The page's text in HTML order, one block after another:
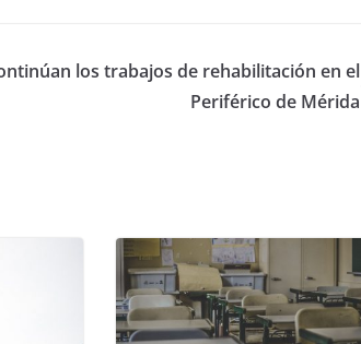
los trabajos de rehabilitación en el
Periférico de Mérida